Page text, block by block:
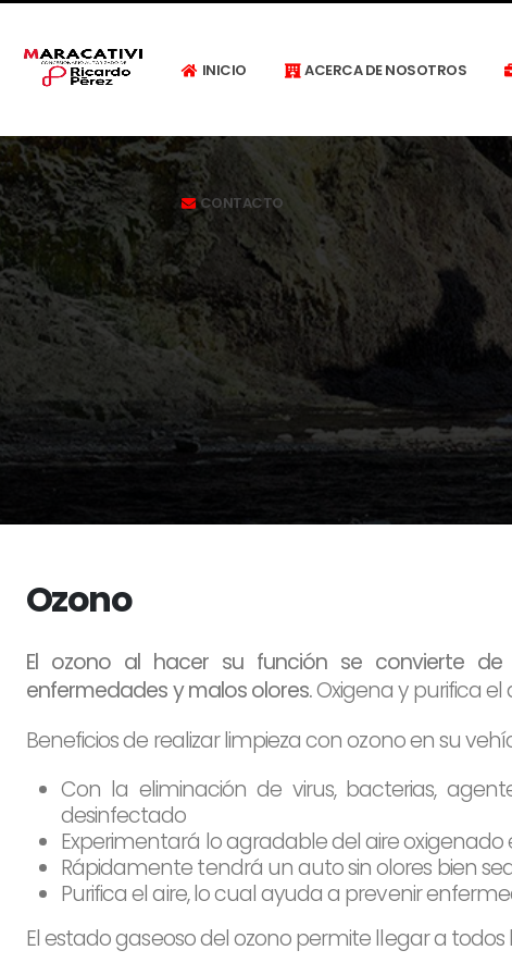
INICIO ACERCA DE NOSOTROS
CONTACTO
Ozono
El ozono al hacer su función se convierte
enfermedades y malos olores.Oxigena y purifica
Beneficios de realizar limpieza con ozono en su
Con la eliminación de virus, bacterias,
desinfectado
Experimentará lo agradable del aire oxigenado
Rápidamente tendrá un auto sin olores bien
Purifica el aire, lo cual ayuda a prevenir
El estado gaseoso del ozono permite llegar a